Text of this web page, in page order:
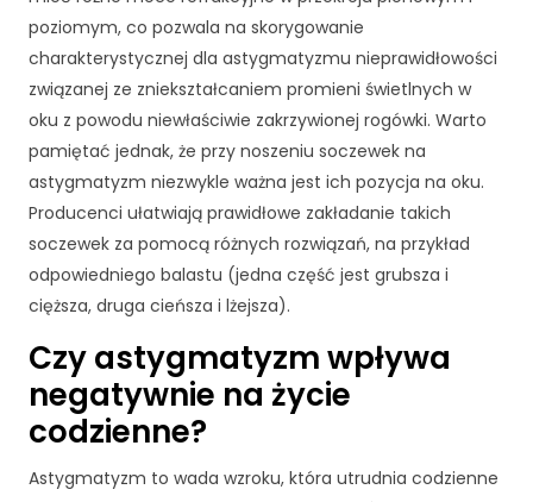
poziomym, co pozwala na skorygowanie
charakterystycznej dla astygmatyzmu nieprawidłowości
związanej ze zniekształcaniem promieni świetlnych w
oku z powodu niewłaściwie zakrzywionej rogówki. Warto
pamiętać jednak, że przy noszeniu soczewek na
astygmatyzm niezwykle ważna jest ich pozycja na oku.
Producenci ułatwiają prawidłowe zakładanie takich
soczewek za pomocą różnych rozwiązań, na przykład
odpowiedniego balastu (jedna część jest grubsza i
cięższa, druga cieńsza i lżejsza).
Czy astygmatyzm wpływa
negatywnie na życie
codzienne?
Astygmatyzm to wada wzroku, która utrudnia codzienne
o
w
ej
n
a
p
st
a
wi
te
o,
ja
st